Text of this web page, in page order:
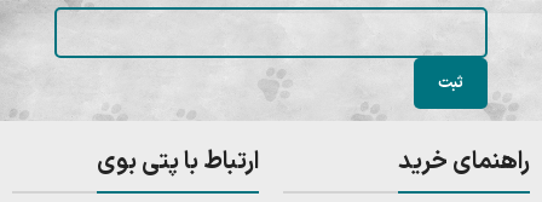
راهنمای خرید ارتباط با پتی بوی